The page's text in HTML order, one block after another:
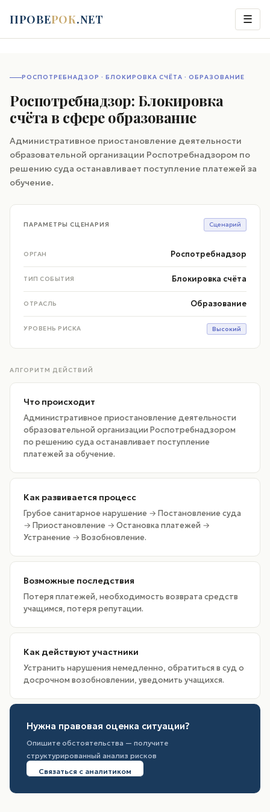
ПРОВЕРОК.NET ☰
РОСПОТРЕБНАДЗОР · БЛОКИРОВКА СЧЁТА · ОБРАЗОВАНИЕ
Роспотребнадзор: Блокировка
счёта в сфере образование
Административное приостановление деятельности
образовательной организации Роспотребнадзором по
решению суда останавливает поступление платежей за
обучение.
ПАРАМЕТРЫ СЦЕНАРИЯ Сценарий
ОРГАН Роспотребнадзор
ТИП СОБЫТИЯ Блокировка счёта
ОТРАСЛЬ Образование
УРОВЕНЬ РИСКА Высокий
АЛГОРИТМ ДЕЙСТВИЙ
Что происходит
Административное приостановление деятельности
образовательной организации Роспотребнадзором
по решению суда останавливает поступление
платежей за обучение.
Как развивается процесс
Грубое санитарное нарушение → Постановление суда
→ Приостановление → Остановка платежей →
Устранение → Возобновление.
Возможные последствия
Потеря платежей, необходимость возврата средств
учащимся, потеря репутации.
Как действуют участники
Устранить нарушения немедленно, обратиться в суд о
досрочном возобновлении, уведомить учащихся.
Нужна правовая оценка ситуации?
Опишите обстоятельства — получите
структурированный анализ рисков
Связаться с аналитиком